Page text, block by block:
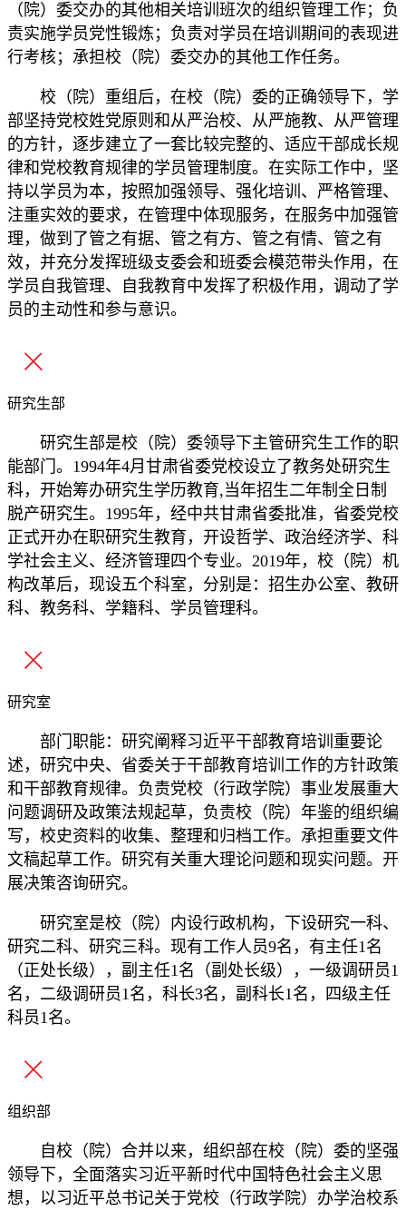
（院）委交办的其他相关培训班次的组织管理工作；负
责实施学员党性锻炼；负责对学员在培训期间的表现进
行考核；承担校（院）委交办的其他工作任务。
校（院）重组后，在校（院）委的正确领导下，学
部坚持党校姓党原则和从严治校、从严施教、从严管理
的方针，逐步建立了一套比较完整的、适应干部成长规
律和党校教育规律的学员管理制度。在实际工作中，坚
持以学员为本，按照加强领导、强化培训、严格管理、
注重实效的要求，在管理中体现服务，在服务中加强管
理，做到了管之有据、管之有方、管之有情、管之有
效，并充分发挥班级支委会和班委会模范带头作用，在
学员自我管理、自我教育中发挥了积极作用，调动了学
员的主动性和参与意识。
研究生部
研究生部是校（院）委领导下主管研究生工作的职
能部门。1994年4月甘肃省委党校设立了教务处研究生
科，开始筹办研究生学历教育,当年招生二年制全日制
脱产研究生。1995年，经中共甘肃省委批准，省委党校
正式开办在职研究生教育，开设哲学、政治经济学、科
学社会主义、经济管理四个专业。2019年，校（院）机
构改革后，现设五个科室，分别是：招生办公室、教研
科、教务科、学籍科、学员管理科。
研究室
部门职能：研究阐释习近平干部教育培训重要论
述，研究中央、省委关于干部教育培训工作的方针政策
和干部教育规律。负责党校（行政学院）事业发展重大
问题调研及政策法规起草，负责校（院）年鉴的组织编
写，校史资料的收集、整理和归档工作。承担重要文件
文稿起草工作。研究有关重大理论问题和现实问题。开
展决策咨询研究。
研究室是校（院）内设行政机构，下设研究一科、
研究二科、研究三科。现有工作人员9名，有主任1名
（正处长级），副主任1名（副处长级），一级调研员1
名，二级调研员1名，科长3名，副科长1名，四级主任
科员1名。
组织部
自校（院）合并以来，组织部在校（院）委的坚强
领导下，全面落实习近平新时代中国特色社会主义思
想，以习近平总书记关于党校（行政学院）办学治校系